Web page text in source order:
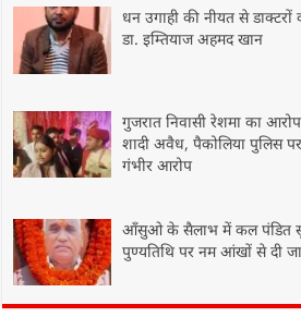
धन उगाही की नीयत से
डा. इम्तियाज अहमद खान
गुजरात निवासी रेशमा का
शादी अवैध, पैकोलिया पुलिस
गंभीर आरोप
आँसुओ के सैलाभ में कल पंडित
पुण्यतिथि पर नम आंखों से दी